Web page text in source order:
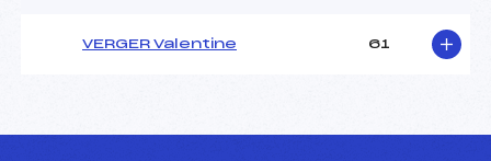
VERGER Valentine 61